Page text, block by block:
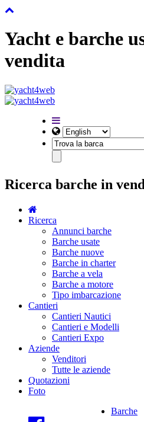
Yacht e barche
vendita
Ricerca barche in
Ricerca
Annunci barche
Barche usate
Barche nuove
Barche in charter
Barche a vela
Barche a motore
Tipo imbarcazione
Cantieri
Cantieri Nautici
Cantieri e Modelli
Cantieri Expo
Aziende
Venditori
Tutte le aziende
Quotazioni
Foto
Barche